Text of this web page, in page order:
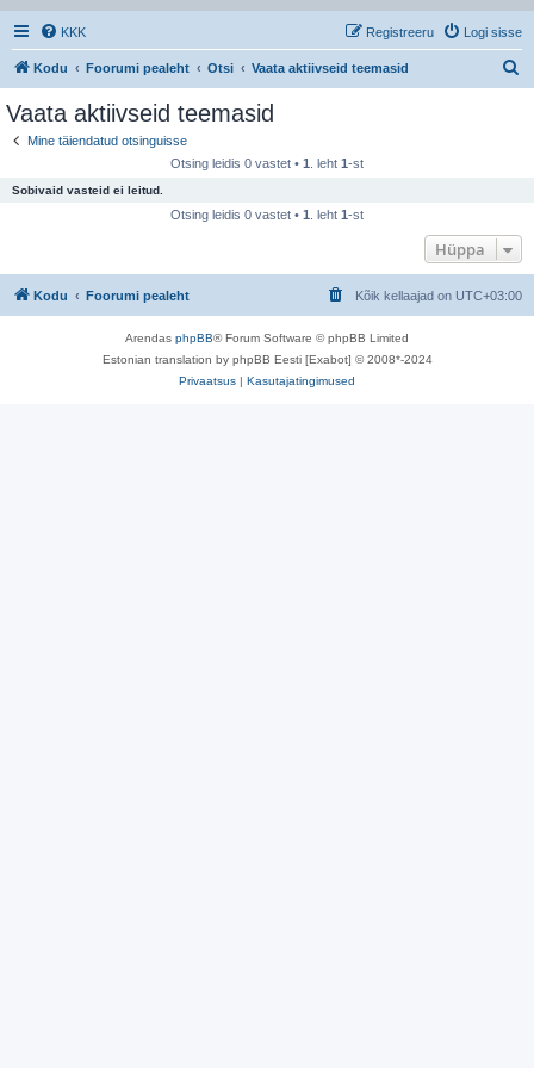
KKK Logi sisse
Registreeru
Kodu Foorumi pealeht Otsi Vaata aktiivseid teemasid
Vaata aktiivseid teemasid
Mine täiendatud otsinguisse
Otsing leidis 0 vastet • 1 . leht 1-st
Sobivaid vasteid ei leitud.
Otsing leidis 0 vastet • 1 . leht 1-st
Hüppa
Kodu Foorumi pealeht Kõik kellaajad on UTC+03:00
Arendas phpBB® Forum Software © phpBB Limited
Estonian translation by phpBB Eesti [Exabot] © 2008*-2024
Privaatsus | Kasutajatingimused